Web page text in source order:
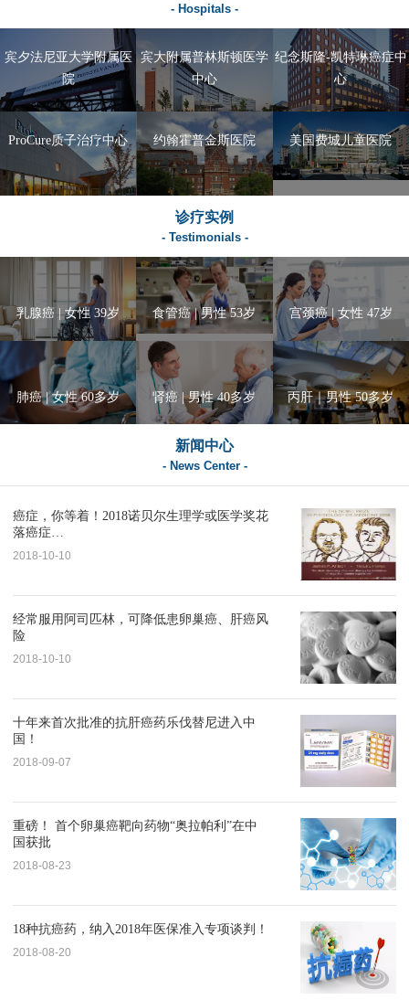
- Hospitals -
宾夕法尼亚大学附属医
院
宾大附属普林斯顿医学
中心
纪念斯隆-凯特琳癌症中
心
ProCure质子治疗中心 约翰霍普金斯医院 美国费城儿童医院
诊疗实例
- Testimonials -
乳腺癌 | 女性 39岁 食管癌 | 男性 53岁 宫颈癌 | 女性 47岁
肺癌 | 女性 60多岁 肾癌 | 男性 40多岁 丙肝｜男性 50多岁
新闻中心
- News Center -
癌症，你等着！2018诺贝尔生理学或医学奖花
落癌症…
2018-10-10
经常服用阿司匹林，可降低患卵巢癌、肝癌风
险
2018-10-10
十年来首次批准的抗肝癌药乐伐替尼进入中
国！
2018-09-07
重磅！ 首个卵巢癌靶向药物“奥拉帕利”在中
国获批
2018-08-23
18种抗癌药，纳入2018年医保准入专项谈判！
2018-08-20